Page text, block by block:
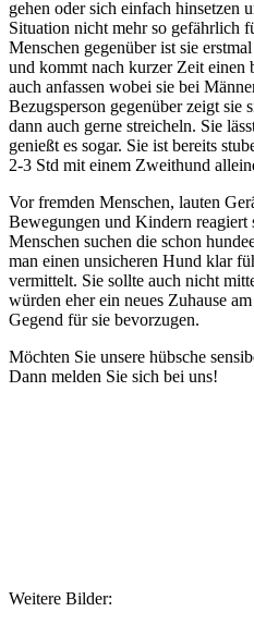
gehen oder sich einfach hinsetzen
Situation nicht mehr so gefährlich
Menschen gegenüber ist sie
und kommt nach kurzer Zeit einen
auch anfassen wobei sie bei
Bezugsperson gegenüber zeigt sie
dann auch gerne streicheln. Sie
genießt es sogar. Sie ist bereits
2-3 Std mit einem Zweithund
Vor fremden Menschen, lauten
Bewegungen und Kindern
Menschen suchen die schon
man einen unsicheren Hund klar
vermittelt. Sie sollte auch nicht
würden eher ein neues Zuhause
Gegend für sie bevorzugen.
Möchten Sie unsere hübsche
Dann melden Sie sich bei uns!
Weitere Bilder: